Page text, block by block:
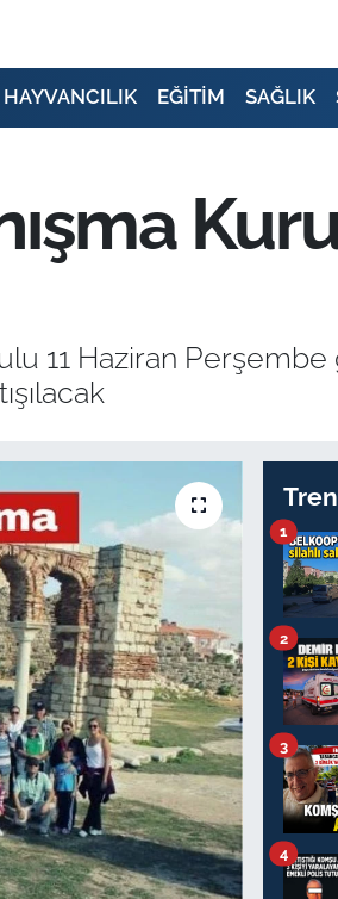
HAYVANCILIK EĞİTİM SAĞLIK
11 Haziran Perşembe
1
2
3
4